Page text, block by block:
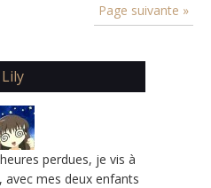
Page suivante »
Lily
perdues, je vis à
avec mes deux enfants